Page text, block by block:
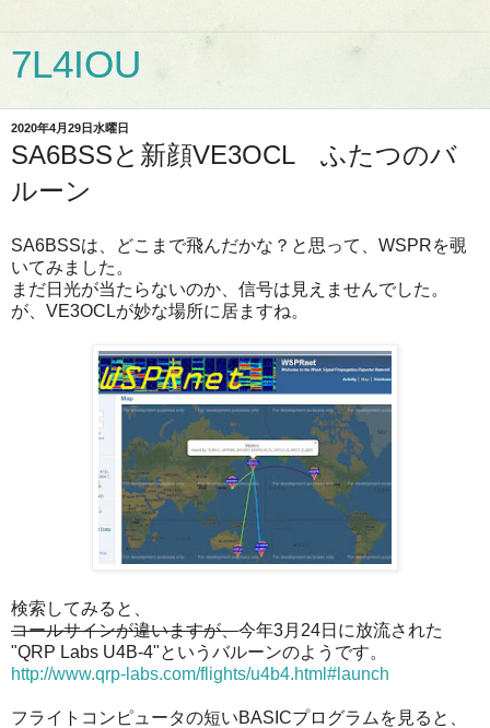
7L4IOU
2020年4月29日水曜日
SA6BSSと新顔VE3OCL ふたつのバ
ルーン
SA6BSSは、どこまで飛んだかな？と思って、WSPRを覗
いてみました。
まだ日光が当たらないのか、信号は見えませんでした。
が、VE3OCLが妙な場所に居ますね。
検索してみると、
コールサインが違いますが、今年3月24日に放流された
"QRP Labs U4B-4"というバルーンのようです。
http://www.qrp-labs.com/flights/u4b4.html#launch
フライトコンピュータの短いBASICプログラムを見ると、